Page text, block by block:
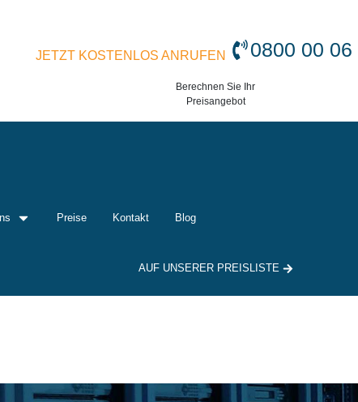
JETZT KOSTENLOS ANRUFEN 0800 00 06
Berechnen Sie Ihr
Preisangebot
Preise Kontakt Blog
AUF UNSERER PREISLISTE